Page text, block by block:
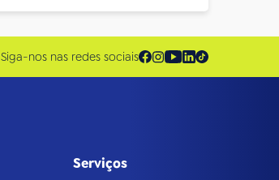
Siga-nos nas redes sociais
Serviços